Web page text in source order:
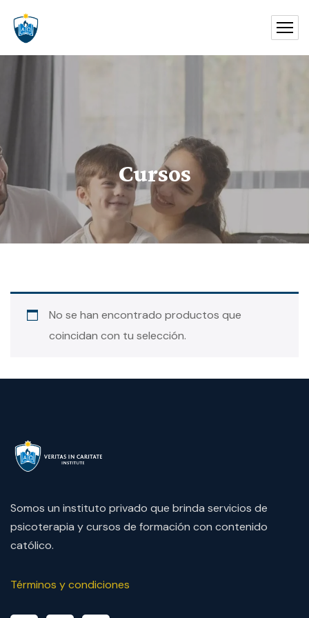
Cursos
No se han encontrado productos que
coincidan con tu selección.
Somos un instituto privado que brinda servicios de
psicoterapia y cursos de formación con contenido
católico.
Términos y condiciones